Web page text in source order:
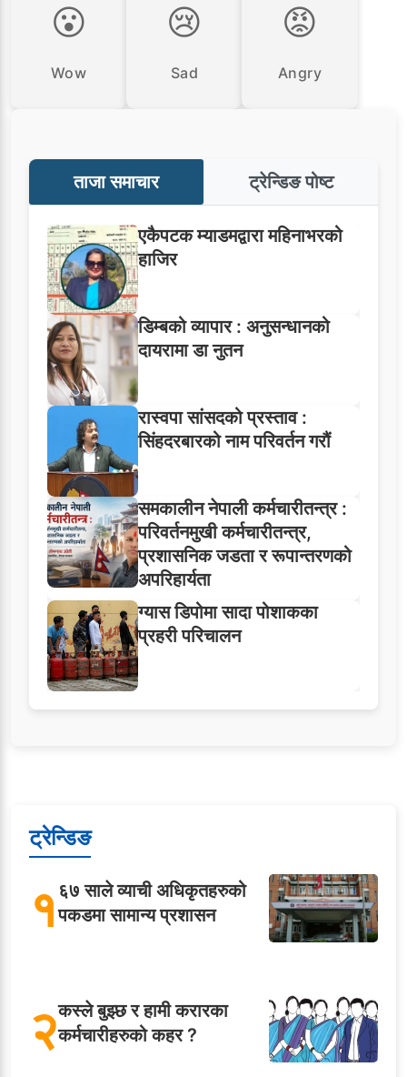
😮
Wow
😢
Sad
😡
Angry
ताजा समाचार ट्रेन्डिङ पोष्ट
एकैपटक म्याडमद्वारा महिनाभरको
हाजिर
डिम्बको व्यापार : अनुसन्धानको
दायरामा डा नुतन
रास्वपा सांसदको प्रस्ताव :
सिंहदरबारको नाम परिवर्तन गरौं
समकालीन नेपाली कर्मचारीतन्त्र :
परिवर्तनमुखी कर्मचारीतन्त्र,
प्रशासनिक जडता र रूपान्तरणको
अपरिहार्यता
ग्यास डिपोमा सादा पोशाकका
प्रहरी परिचालन
ट्रेन्डिङ
१६७ साले व्याची अधिकृतहरुको
पकडमा सामान्य प्रशासन
२कस्ले बुझ्छ र हामी करारका
कर्मचारीहरुको कहर ?